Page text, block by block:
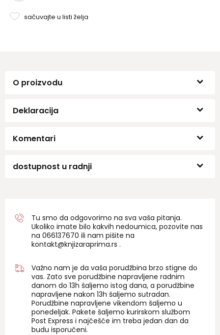
sačuvajte u listi želja
O proizvodu
Deklaracija
Komentari
dostupnost u radnji
Tu smo da odgovorimo na sva vaša pitanja.
Ukoliko imate bilo kakvih nedoumica, pozovite nas
na 066137670 ili nam pišite na
kontakt@knjizaraprima.rs .
Važno nam je da vaša porudžbina brzo stigne do
vas. Zato sve porudžbine napravljene radnim
danom do 13h šaljemo istog dana, a porudžbine
napravljene nakon 13h šaljemo sutradan.
Porudžbine napravljene vikendom šaljemo u
ponedeljak. Pakete šaljemo kurirskom službom
Post Express i najčešće im treba jedan dan da
budu isporučeni.